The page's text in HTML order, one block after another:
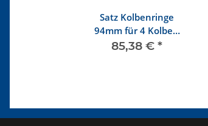
Satz Kolbenringe
94mm für 4 Kolben
1,9l - 2,0l
85,38 € *